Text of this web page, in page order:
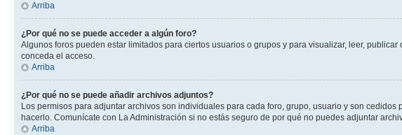
Arriba
¿Por qué no se puede acceder a algún foro?
Algunos foros pueden estar limitados para ciertos usuarios o grupos y para visualizar, leer,
conceda el acceso.
Arriba
¿Por qué no se puede añadir archivos adjuntos?
Los permisos para adjuntar archivos son individuales para cada foro, grupo, usuario y son
hacerlo. Comunícate con La Administración si no estás seguro de por qué no puedes adjuntar
Arriba